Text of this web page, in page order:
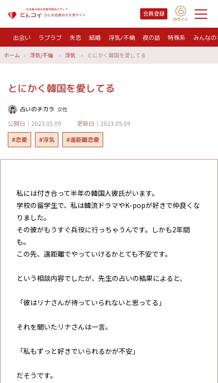
会員登録
出会い ラブラブ 失恋 結婚 浮気/不倫 夜の話 特殊系 みんな
ホーム 浮気/不倫 浮気 とにかく韓国を愛してる
とにかく韓国を愛してる
占いのチカラ 女性
公開日｜2023.05.09 更新日｜2023.05.09
#恋愛 #浮気 #遠距離恋愛
私には付き合って半年の韓国人彼氏がいます。
学校の留学生で、私は韓流ドラマやK-popが好きで仲良くな
りました。
その彼がもうすぐ兵役に行っちゃうんです。しかも2年間
も。
この先、遠距離でやっていけるかとても不安です。
という相談内容でしたが、先生の占いの結果によると、
「彼はリナさんが待っていられないと思ってる」
それを聞いたリナさんは一言。
「私もずっと好きでいられるかが不安」
だそうです。